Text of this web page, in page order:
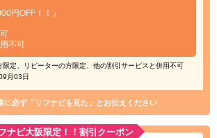
円OFF！！』
不可
限定、リピーターの方限定、他の割引サービスと併用不可
月03日
に必ず「リフナビを見た」とお伝えください
ナビ大阪限定！！割引クーポン